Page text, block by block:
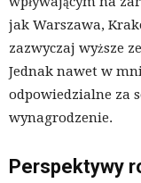
jak Warszawa,
zazwyczaj wyższe
Jednak nawet w
odpowiedzialne za
wynagrodzenie.
Perspektywy